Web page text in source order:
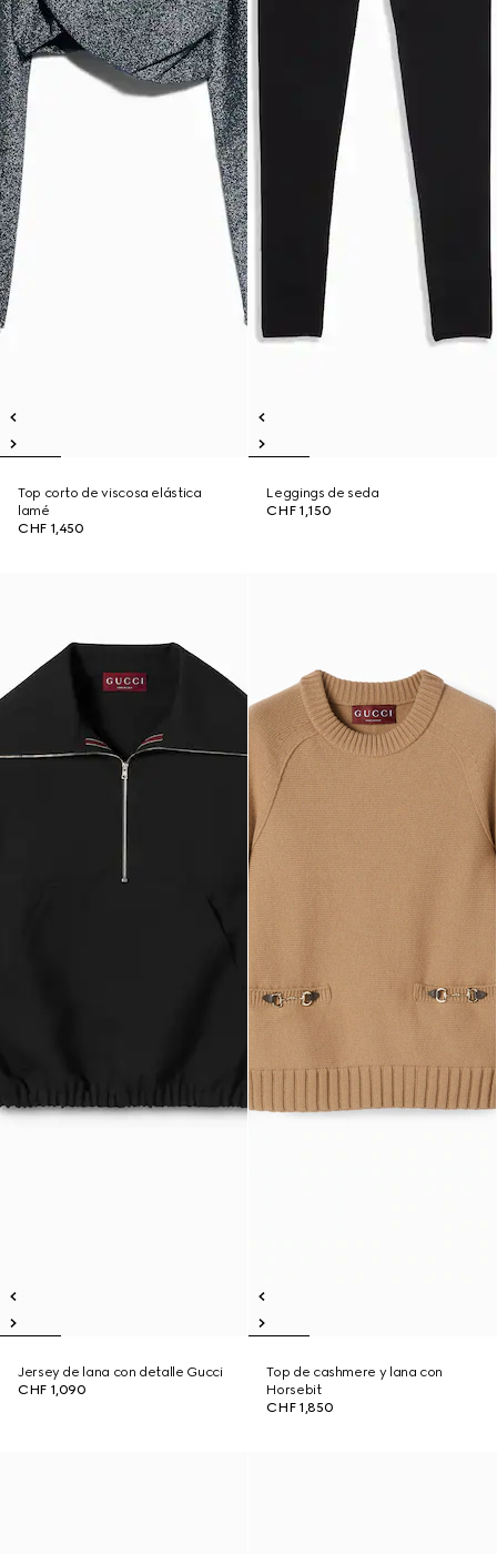
Top corto de viscosa elástica
lamé
CHF 1,450
Leggings de seda
CHF 1,150
Jersey de lana con detalle Gucci
CHF 1,090
Top de cashmere y lana con
Horsebit
CHF 1,850